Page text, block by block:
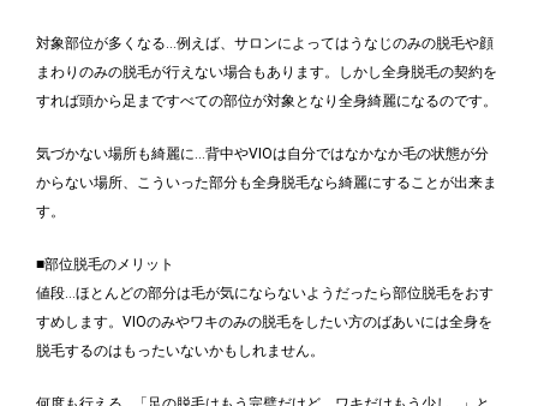
対象部位が多くなる…例えば、サロンによってはうなじのみの脱毛や顔
まわりのみの脱毛が行えない場合もあります。しかし全身脱毛の契約を
すれば頭から足まですべての部位が対象となり全身綺麗になるのです。
気づかない場所も綺麗に…背中やVIOは自分ではなかなか毛の状態が分
からない場所、こういった部分も全身脱毛なら綺麗にすることが出来ま
す。
■部位脱毛のメリット
値段…ほとんどの部分は毛が気にならないようだったら部位脱毛をおす
すめします。VIOのみやワキのみの脱毛をしたい方のばあいには全身を
脱毛するのはもったいないかもしれません。